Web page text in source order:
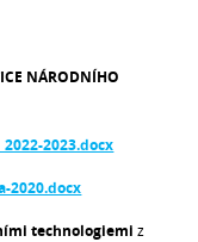
NÁRODNÍHO
2023.docx
2020.docx
technologiemi z